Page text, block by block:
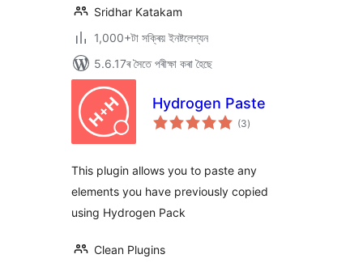
Sridhar Katakam
1,000+টা সক্ৰিয় ইনষ্টলেশ্যন
5.6.17ৰ সৈতে পৰীক্ষা কৰা হৈছে
Hydrogen Paste
(3টা
মুঠ)
This plugin allows you to paste any
elements you have previously copied
using Hydrogen Pack
Clean Plugins